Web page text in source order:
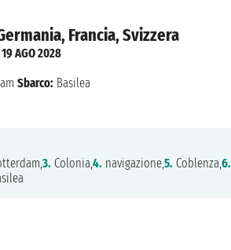
Francia, Svizzera
19 AGO 2028
Sbarco: Basilea
3. Colonia,4. navigazione,5. Coblenza,6.